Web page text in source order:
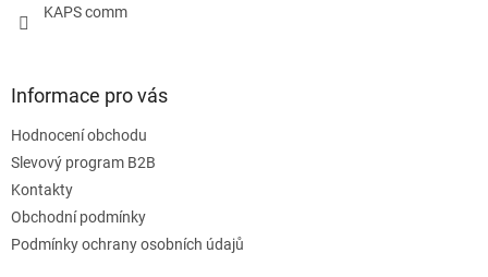
KAPS comm
Informace pro vás
Hodnocení obchodu
Slevový program B2B
Kontakty
Obchodní podmínky
Podmínky ochrany osobních údajů